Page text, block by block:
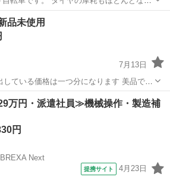
・キホーテで購入した
メーカー名・型番は確認できておりませ
シスト自転車
品未使用
7月13日
ている価格は一つ分になります 美品です
ノークレームノーリターン
その他 サドル
万円・派遣社員≫機械操作・製造補
円
Next
提携サイト 4月23日